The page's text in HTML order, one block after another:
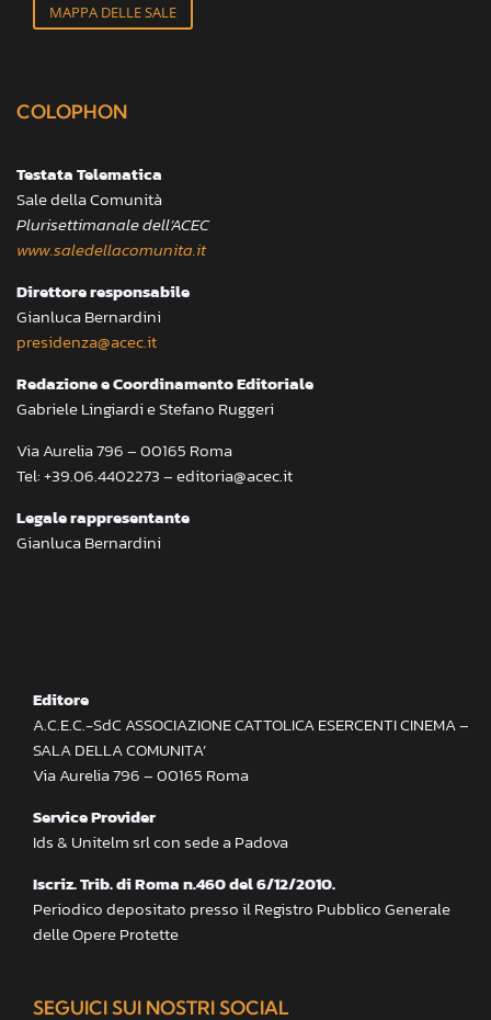
MAPPA DELLE SALE
COLOPHON
Testata Telematica
Sale della Comunità
Plurisettimanale dell’ACEC
www.saledellacomunita.it
Direttore responsabile
Gianluca Bernardini
presidenza@acec.it
Redazione e Coordinamento Editoriale
Gabriele Lingiardi e Stefano Ruggeri
Via Aurelia 796 – 00165 Roma
Tel: +39.06.4402273 – editoria@acec.it
Legale rappresentante
Gianluca Bernardini
Editore
A.C.E.C.-SdC ASSOCIAZIONE CATTOLICA ESERCENTI CINEMA –
SALA DELLA COMUNITA’
Via Aurelia 796 – 00165 Roma
Service Provider
Ids & Unitelm srl con sede a Padova
Iscriz. Trib. di Roma n.460 del 6/12/2010.
Periodico depositato presso il Registro Pubblico Generale
delle Opere Protette
SEGUICI SUI NOSTRI SOCIAL